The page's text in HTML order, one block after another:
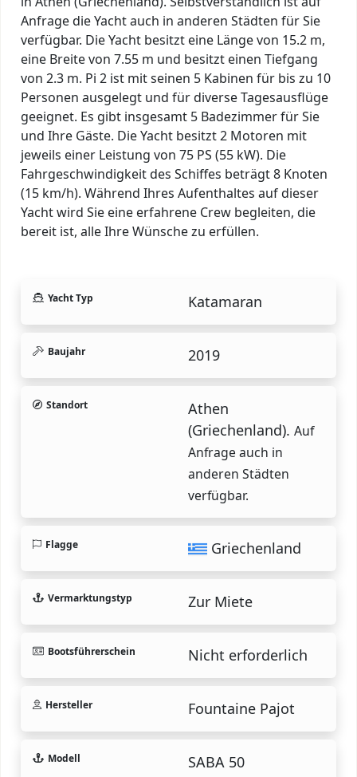
Anfrage die Yacht auch in anderen Städten für Sie
verfügbar. Die Yacht besitzt eine Länge von 15.2 m,
eine Breite von 7.55 m und besitzt einen Tiefgang
von 2.3 m. Pi 2 ist mit seinen 5 Kabinen für bis zu 10
Personen ausgelegt und für diverse Tagesausflüge
geeignet. Es gibt insgesamt 5 Badezimmer für Sie
und Ihre Gäste. Die Yacht besitzt 2 Motoren mit
jeweils einer Leistung von 75 PS (55 kW). Die
Fahrgeschwindigkeit des Schiffes beträgt 8 Knoten
(15 km/h). Während Ihres Aufenthaltes auf dieser
Yacht wird Sie eine erfahrene Crew begleiten, die
bereit ist, alle Ihre Wünsche zu erfüllen.
Yacht Typ Katamaran
Baujahr 2019
Standort
Athen
(Griechenland). Auf
Anfrage auch in
anderen Städten
verfügbar.
Flagge Griechenland
Vermarktungstyp Zur Miete
Bootsführerschein Nicht erforderlich
Hersteller Fountaine Pajot
Modell SABA 50